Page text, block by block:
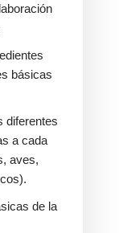
básicas
diferentes
a cada
aves,
de la